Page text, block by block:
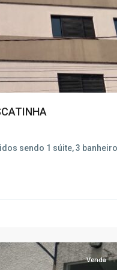
sendo 1 súite, 3
Venda